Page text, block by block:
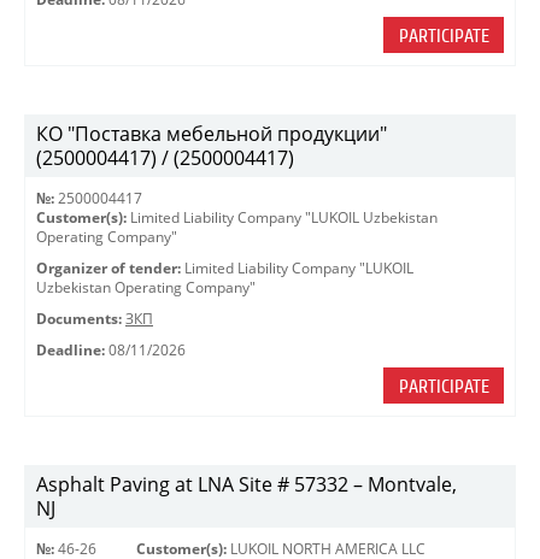
PARTICIPATE
КО "Поставка мебельной продукции"
(2500004417) / (2500004417)
№: 2500004417
Customer(s): Limited Liability Company "LUKOIL Uzbekistan
Operating Company"
Organizer of tender: Limited Liability Company "LUKOIL
Uzbekistan Operating Company"
Documents: ЗКП
Deadline: 08/11/2026
PARTICIPATE
Asphalt Paving at LNA Site # 57332 – Montvale,
NJ
№: 46-26 Customer(s): LUKOIL NORTH AMERICA LLC